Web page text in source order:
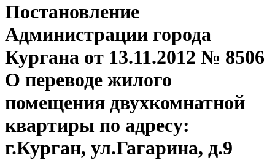
Постановление
Администрации города
Кургана от 13.11.2012 № 8506
О переводе жилого
помещения двухкомнатной
квартиры по адресу:
г.Курган, ул.Гагарина, д.9